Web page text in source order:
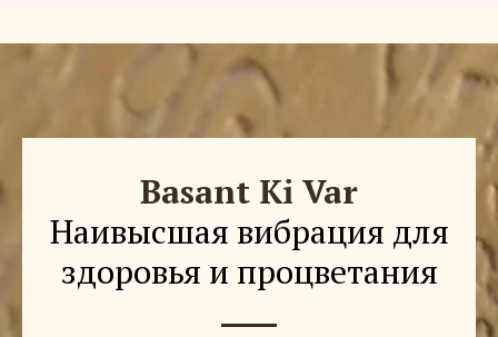
Basant Ki Var
Наивысшая вибрация для
здоровья и процветания